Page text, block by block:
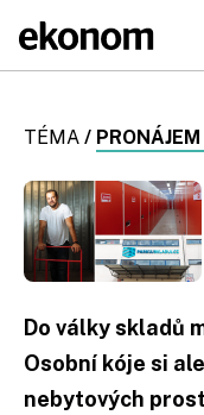
TÉMA /
Do války skladů
Osobní kóje si
nebytových